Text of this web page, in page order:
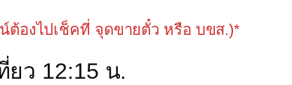
ต้องไปเช็คที่ จุดขายตั๋ว หรือ บขส.)*
ยว 12:15 น.